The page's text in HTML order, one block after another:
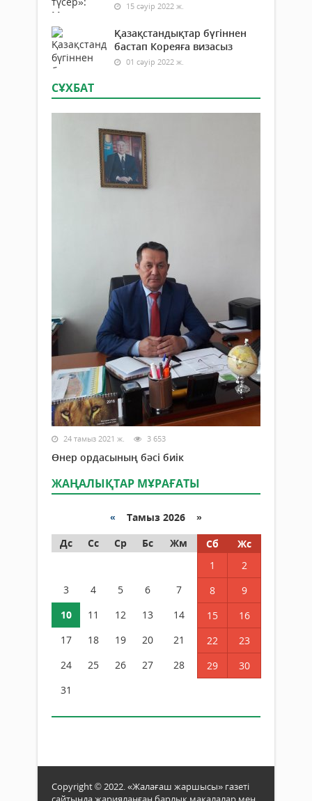
15 сәуір 2022 ж.
Қазақстандықтар бүгіннен
бастап Кореяға визасыз
01 сәуір 2022 ж.
СҰХБАТ
24 тамыз 2021 ж. 3 653
Өнер ордасының бәсі биік
ЖАҢАЛЫҚТАР МҰРАҒАТЫ
« Тамыз 2026 »
Дс
Сс Ср Бс Жм Сб
Жс
1
2
3
4 5 6 7 8
9
10
11 12 13 14 15
16
17
18 19 20 21 22
23
24
25 26 27 28 29
30
31
Copyright © 2022. «Жалағаш жаршысы» газеті